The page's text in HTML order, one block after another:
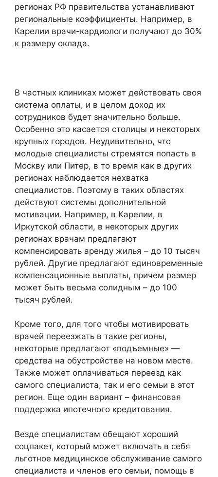
регионах РФ правительства устанавливают
региональные коэффициенты. Например, в
Карелии врачи-кардиологи получают до 30%
к размеру оклада.
В частных клиниках может действовать своя
система оплаты, и в целом доход их
сотрудников будет значительно больше.
Особенно это касается столицы и некоторых
крупных городов. Неудивительно, что
молодые специалисты стремятся попасть в
Москву или Питер, в то время как в других
регионах наблюдается нехватка
специалистов. Поэтому в таких областях
действуют системы дополнительной
мотивации. Например, в Карелии, в
Иркутской области, в некоторых других
регионах врачам предлагают
компенсировать аренду жилья – до 10 тысяч
рублей. Другие предлагают единовременные
компенсационные выплаты, причем размер
может быть весьма солидным – до 100
тысяч рублей.
Кроме того, для того чтобы мотивировать
врачей переезжать в такие регионы,
некоторые предлагают «подъемные» —
средства на обустройстве на новом месте.
Также может оплачиваться переезд как
самого специалиста, так и его семьи в этот
регион. Еще один вариант – финансовая
поддержка ипотечного кредитования.
Везде специалистам обещают хороший
соцпакет, который может включать в себя
льготное медицинское обслуживание самого
специалиста и членов его семьи, помощь в